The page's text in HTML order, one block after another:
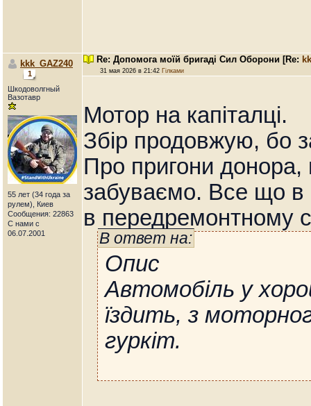
kkk_GAZ240
1
Шкодоволгный
Вазотавр
55 лет (34 года за
рулем), Киев
Сообщения: 22863
С нами с
06.07.2001
Re: Допомога моїй бригаді Сил Оборони [Re:
31 мая 2026 в 21:42 Гілками
Мотор на капіталці.
Збір продовжую, бо
Про пригони донора,
забуваємо. Все що в
в передремонтному
В ответ на:
Опис
Автомобіль у
їздить, з
гуркіт.